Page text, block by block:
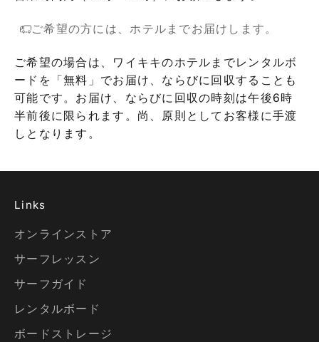
ご希望の方には、ホテルまでお届けします。
ご希望の場合は、ワイキキのホテルまでレンタルボ
ードを「無料」でお届け、ならびに回収することも
可能です。お届け、ならびに回収の時刻は午後6時
半前後に限られます。尚、原則としてお客様に手渡
しとなります。
Links
オンラインストア
サーフレッスン
サーフガイド
レンタルボード
ボードストレージ